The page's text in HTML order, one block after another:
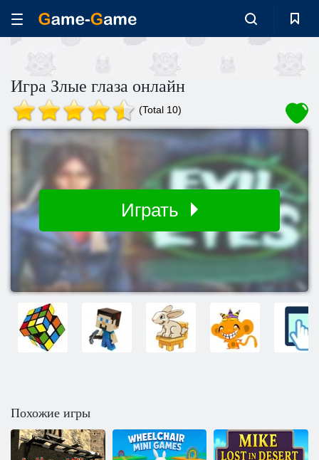
Игра Злые глаза онлайн
(Total 10)
Играть
Похожие игры